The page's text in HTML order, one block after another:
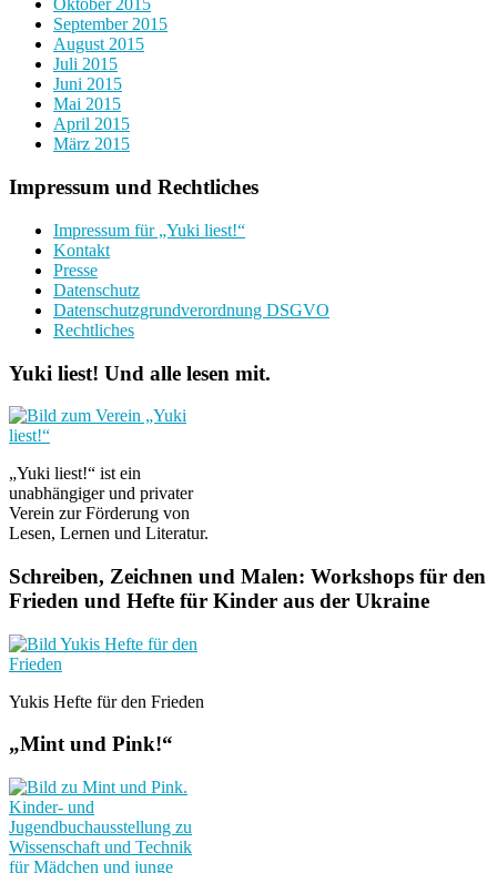
Oktober 2015
September 2015
August 2015
Juli 2015
Juni 2015
Mai 2015
April 2015
März 2015
Impressum und Rechtliches
Impressum für „Yuki liest!“
Kontakt
Presse
Datenschutz
Datenschutzgrundverordnung DSGVO
Rechtliches
Yuki liest! Und alle lesen mit.
„Yuki liest!“ ist ein
unabhängiger und privater
Verein zur Förderung von
Lesen, Lernen und Literatur.
Schreiben, Zeichnen und Malen: Workshops für den
Frieden und Hefte für Kinder aus der Ukraine
Yukis Hefte für den Frieden
„Mint und Pink!“